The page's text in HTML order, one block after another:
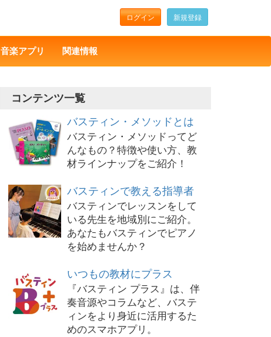
ログイン 新規登録
音楽アプリ 関連情報
コンテンツ一覧
バスティン・メソッドとは
バスティン・メソッドってど
んなもの？特徴や使い方、教
材ラインナップをご紹介！
バスティンで教える指導者
バスティンでレッスンをして
いる先生を地域別にご紹介。
あなたもバスティンでピアノ
を始めませんか？
いつもの教材にプラス
『バスティン プラス』は、伴
奏音源やコラムなど、バステ
ィンをより身近に活用するた
めのスマホアプリ。